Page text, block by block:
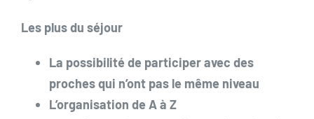
Les plus du séjour
La possibilité de participer avec des
proches qui n’ont pas le même niveau
L’organisation de A à Z